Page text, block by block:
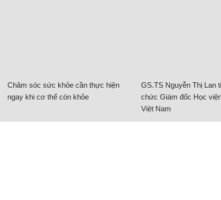
Chăm sóc sức khỏe cần thực hiện
ngay khi cơ thể còn khỏe
GS.TS Nguyễn Thị Lan
chức Giám đốc Học
Việt Nam